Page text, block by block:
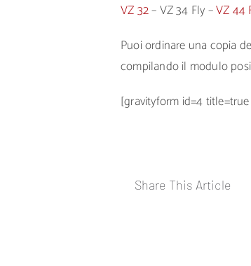
VZ 32– VZ 34 Fly –VZ 44
Puoi ordinare una copia
compilando il modulo
[gravityform id=4
Share This Article